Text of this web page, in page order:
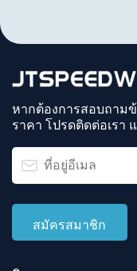
หากต้องการสอบถาม
ราคา โปรดติดต่อเรา